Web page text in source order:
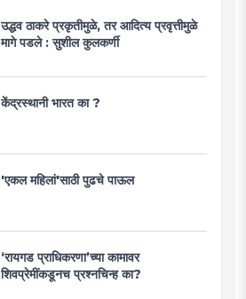
उद्धव ठाकरे प्रकृतीमुळे, तर आदित्य प्रवृत्तीमुळे
मागे पडले : सुशील कुलकर्णी
केंद्रस्थानी भारत का ?
'एकल महिलां'साठी पुढचे पाऊल
‘रायगड प्राधिकरणा’च्या कामावर
शिवप्रेमींकडूनच प्रश्नचिन्ह का?